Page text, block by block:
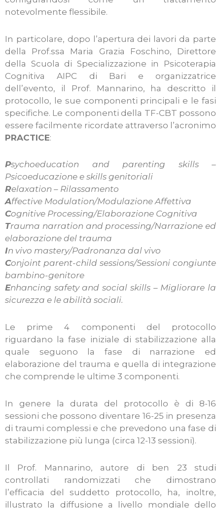
notevolmente flessibile.
In particolare, dopo l’apertura dei lavori da parte
della Prof.ssa Maria Grazia Foschino, Direttore
della Scuola di Specializzazione in Psicoterapia
Cognitiva AIPC di Bari e organizzatrice
dell’evento, il Prof. Mannarino, ha descritto il
protocollo, le sue componenti principali e le fasi
specifiche. Le componenti della TF-CBT possono
essere facilmente ricordate attraverso l’acronimo
PRACTICE:
Psychoeducation and parenting skills –
Psicoeducazione e skills genitoriali
Relaxation – Rilassamento
Affective Modulation/Modulazione Affettiva
Cognitive Processing/Elaborazione Cognitiva
Trauma narration and processing/Narrazione ed
elaborazione del trauma
In vivo mastery/Padronanza dal vivo
Conjoint parent-child sessions/Sessioni congiunte
bambino-genitore
Enhancing safety and social skills – Migliorare la
sicurezza e le abilità sociali.
Le prime 4 componenti del protocollo
riguardano la fase iniziale di stabilizzazione alla
quale seguono la fase di narrazione ed
elaborazione del trauma e quella di integrazione
che comprende le ultime 3 componenti.
In genere la durata del protocollo è di 8-16
sessioni che possono diventare 16-25 in presenza
di traumi complessi e che prevedono una fase di
stabilizzazione più lunga (circa 12-13 sessioni).
Il Prof. Mannarino, autore di ben 23 studi
controllati randomizzati che dimostrano
l’efficacia del suddetto protocollo, ha, inoltre,
illustrato la diffusione a livello mondiale dello